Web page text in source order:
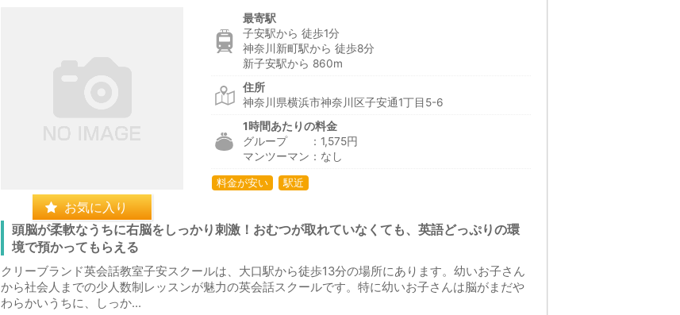
お気に入り
最寄駅
子安駅から 徒歩1分
神奈川新町駅から 徒歩8分
新子安駅から 860m
住所
神奈川県横浜市神奈川区子安通1丁目5-6
1時間あたりの料金
グループ ：1,575円
マンツーマン：なし
料金が安い 駅近
頭脳が柔軟なうちに右脳をしっかり刺激！おむつが取れていなくても、英語どっぷりの環
境で預かってもらえる
クリーブランド英会話教室子安スクールは、大口駅から徒歩13分の場所にあります。幼いお子さん
から社会人までの少人数制レッスンが魅力の英会話スクールです。特に幼いお子さんは脳がまだや
わらかいうちに、しっか...